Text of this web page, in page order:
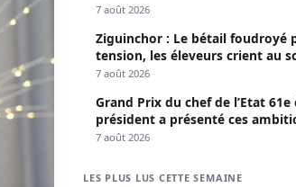
Digital » et brandit la menace
7 août 2026
Ziguinchor : Le bétail foudroyé
tension, les éleveurs crient au
à la Senelec
7 août 2026
Grand Prix du chef de l’Etat
président a présenté ces ambitions sous le
thème du fair-play
7 août 2026
LES PLUS LUS CETTE SEMAINE